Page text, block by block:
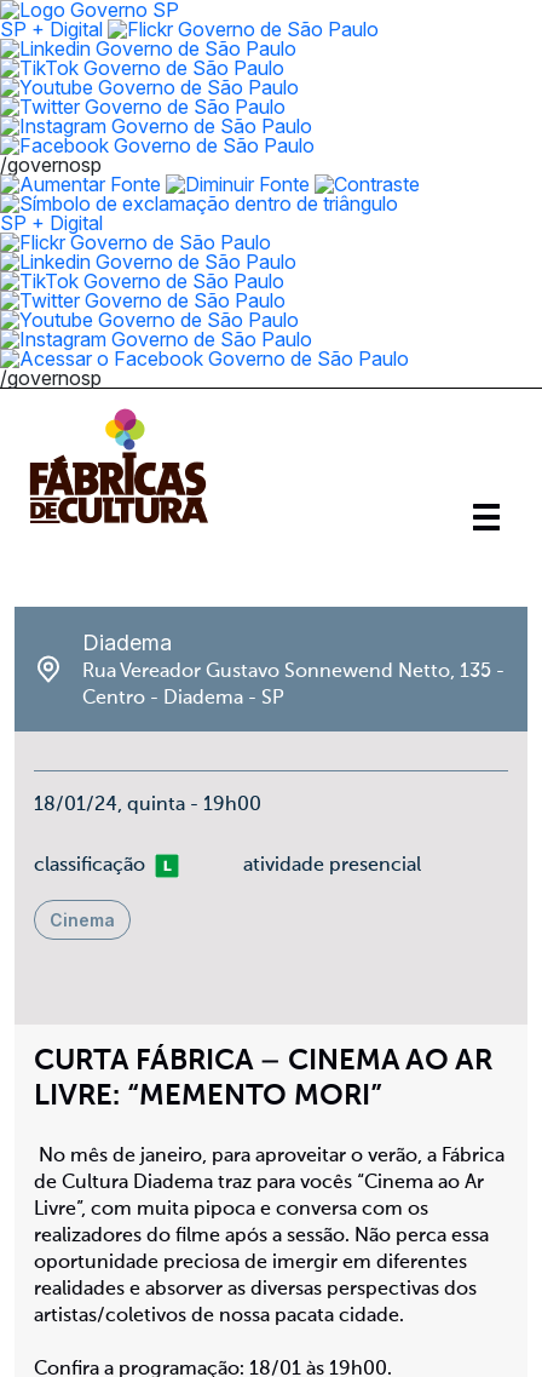
SP + Digital
/governosp
SP + Digital
/governosp
CURTA FÁBRICA – CINEMA AO AR
LIVRE: “MEMENTO MORI”
No mês de janeiro, para aproveitar o verão, a Fábrica
de Cultura Diadema traz para vocês “Cinema ao Ar
Livre”, com muita pipoca e conversa com os
realizadores do filme após a sessão. Não perca essa
oportunidade preciosa de imergir em diferentes
realidades e absorver as diversas perspectivas dos
artistas/coletivos de nossa pacata cidade.
Confira a programação: 18/01 às 19h00.
Diadema
Rua Vereador Gustavo Sonnewend Netto, 135 -
Centro - Diadema - SP
18/01/24, quinta - 19h00
classificaçãoLivre atividade presencial
Cinema